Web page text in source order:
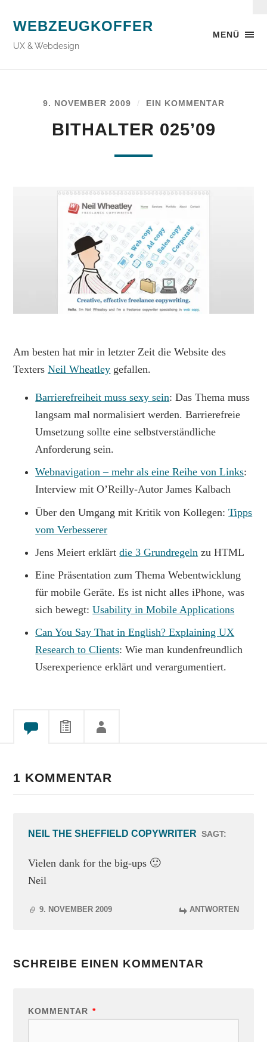
MENÜ
WEBZEUGKOFFER
UX & Webdesign
9. NOVEMBER 2009 / EIN KOMMENTAR
BITHALTER 025’09
Am besten hat mir in letzter Zeit die Website des
TextersNeil Wheatley gefallen.
Barrierefreiheit muss sexy sein: Das Thema muss
langsam mal normalisiert werden. Barrierefreie
Umsetzung sollte eine selbstverständliche
Anforderung sein.
Webnavigation – mehr als eine Reihe von Links:
Interview mit O’Reilly-Autor James Kalbach
Über den Umgang mit Kritik von Kollegen:Tipps
vom Verbesserer
Jens Meiert erklärtdie 3 Grundregeln zu HTML
Eine Präsentation zum Thema Webentwicklung
für mobile Geräte. Es ist nicht alles iPhone, was
sich bewegt:Usability in Mobile Applications
Can You Say That in English? Explaining UX
Research to Clients: Wie man kundenfreundlich
Userexperience erklärt und verargumentiert.
1 KOMMENTAR
NEIL THE SHEFFIELD COPYWRITER SAGT:
Vielen dank for the big-ups 🙂
Neil
9. NOVEMBER 2009 ANTWORTEN
SCHREIBE EINEN KOMMENTAR
KOMMENTAR *